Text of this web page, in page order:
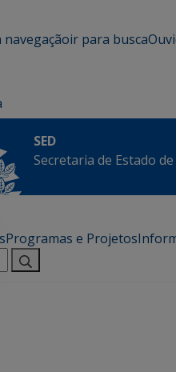
navegaçãoir para busca
SED
Secretaria de Estado de
Programas e Projetos